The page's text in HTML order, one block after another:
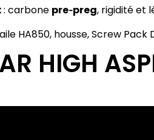
: carbone pre‑preg, rigidité et
HA850, housse, Screw Pack
HIGH